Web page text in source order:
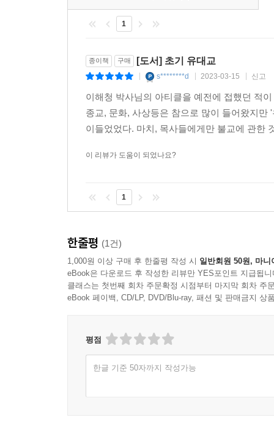
1
종이책 구매 [도서] 초기 유대교
s********d 2023-03-15 신고
이해청 박사님의 아티클을 예전에 접했던 적
종교, 문화, 사상등은 참으로 많이 들어왔지
이들었었다. 마치, 목사들에게만 불교에 관한
이 리뷰가 도움이 되었나요?
1
한줄평 (1건)
1,000원 이상 구매 후 한줄평 작성 시 일반회원 50원, 마니
eBook은 다운로드 후 작성한 리뷰만 YES포인트 지급됩니
클래스는 첫번째 회차 주문확정 시점부터 마지막 회차 주
eBook 페이백, CD/LP, DVD/Blu-ray, 패션 및 판매금지 상
평점
한글 기준 50자까지 작성가능